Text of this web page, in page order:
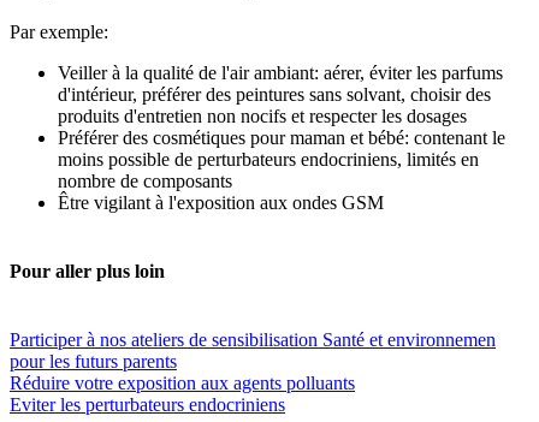
Par exemple:
Veiller à la qualité de l'air ambiant: aérer, éviter les parfums
d'intérieur, préférer des peintures sans solvant, choisir des
produits d'entretien non nocifs et respecter les dosages
Préférer des cosmétiques pour maman et bébé: contenant le
moins possible de perturbateurs endocriniens, limités en
nombre de composants
Être vigilant à l'exposition aux ondes GSM
Pour aller plus loin
Participer à nos ateliers de sensibilisation Santé et environnemen
pour les futurs parents
Réduire votre exposition aux agents polluants
Eviter les perturbateurs endocriniens